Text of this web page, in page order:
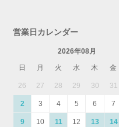
営業日カレンダー
2026年08月
日
月 火 水 木 金
26 27 28 29 30 31
2 3 4 5 6 7
9 10 11 12 13 14